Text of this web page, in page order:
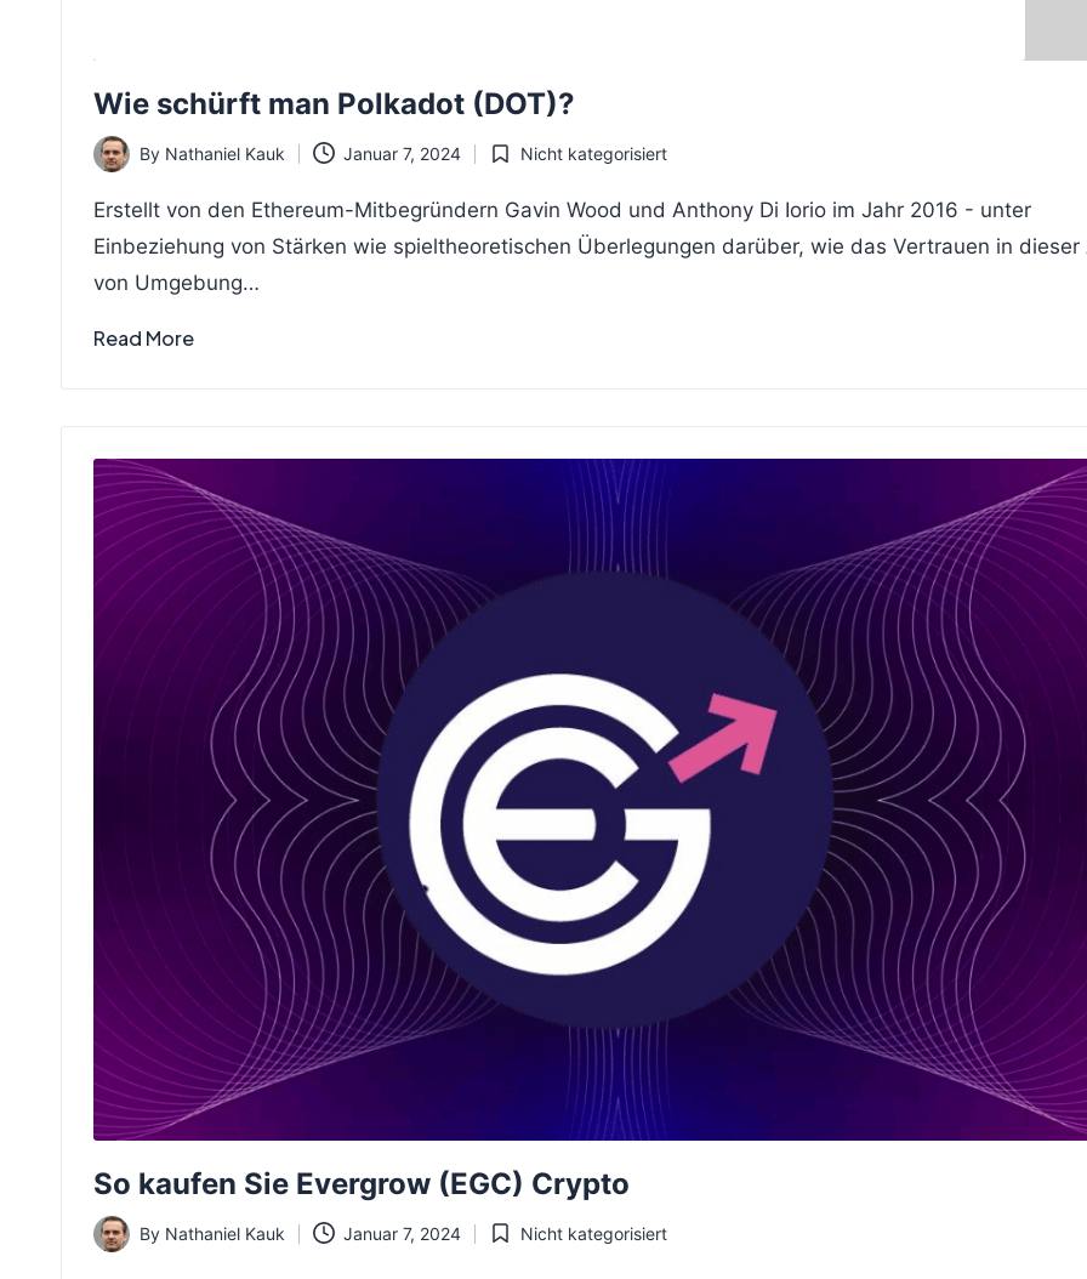
Wie schürft man Polkadot (DOT)?
Posted
by
By Nathaniel Kauk Januar 7, 2024
Posted
Nicht kategorisiert
Erstellt von den Ethereum-Mitbegründern Gavin Wood und Anthony Di Iorio im Jahr 2016 - unter
Einbeziehung von Stärken wie spieltheoretischen Überlegungen darüber, wie das Vertrauen in dieser
von Umgebung…
Read More
So kaufen Sie Evergrow (EGC) Crypto
Posted
By Nathaniel Kauk Januar 7, 2024
Posted
Nicht kategorisiert